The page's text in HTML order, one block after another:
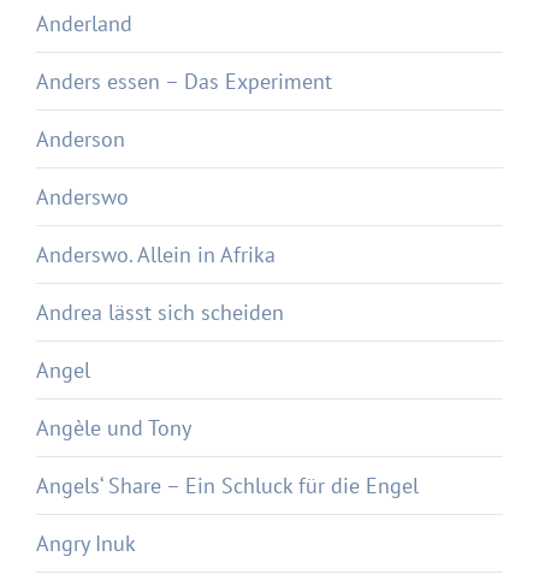
Anderland
Anders essen – Das Experiment
Anderson
Anderswo
Anderswo. Allein in Afrika
Andrea lässt sich scheiden
Angel
Angèle und Tony
Angels‘ Share – Ein Schluck für die Engel
Angry Inuk